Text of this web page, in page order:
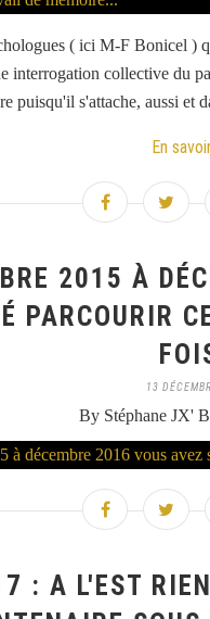
( ici M-F Bonicel )
interrogation collective du
puisqu'il s'attache, aussi et
En
2015 À
PARCOURIR
13
By Stéphane JX'
: A L'EST